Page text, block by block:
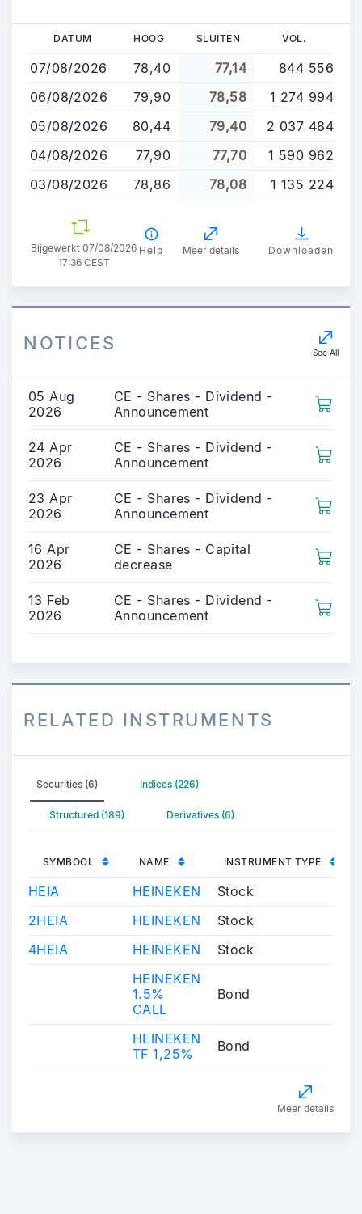
Overslaan
naar
de
gaan
DATUM HOOG SLUITEN VOL.
07/08/2026 78,40 77,14
844 556
06/08/2026
79,90 78,58
1 274 994
05/08/2026
80,44 79,40
2 037 484
04/08/2026
77,90 77,70
1 590 962
03/08/2026
78,86 78,08 1 135 224
Bijgewerkt 07/08/2026
17:36 CEST
Help Meer details Downloaden
NOTICES See All
05 Aug
2026
CE - Shares - Dividend -
Announcement
24 Apr
2026
CE - Shares - Dividend -
Announcement
23 Apr
2026
CE - Shares - Dividend -
Announcement
16 Apr
2026
CE - Shares - Capital
decrease
13 Feb
2026
CE - Shares - Dividend -
Announcement
RELATED INSTRUMENTS
Securities (6) Indices (226)
Structured (189) Derivatives (6)
SYMBOOL NAME INSTRUMENT TYPE
HEIA HEINEKEN
Stock
2HEIA
HEINEKEN
Stock
4HEIA
HEINEKEN
Stock
HEINEKEN
1.5%
CALL
Bond
HEINEKEN
TF 1,25%
Bond
Meer details